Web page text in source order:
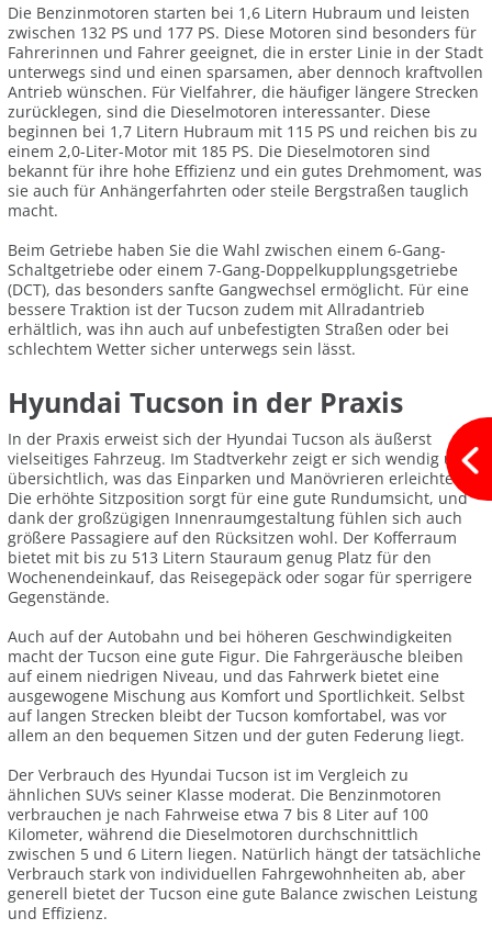
Die Benzinmotoren starten bei 1,6 Litern Hubraum und leisten
zwischen 132 PS und 177 PS. Diese Motoren sind besonders für
Fahrerinnen und Fahrer geeignet, die in erster Linie in der Stadt
unterwegs sind und einen sparsamen, aber dennoch kraftvollen
Antrieb wünschen. Für Vielfahrer, die häufiger längere Strecken
zurücklegen, sind die Dieselmotoren interessanter. Diese
beginnen bei 1,7 Litern Hubraum mit 115 PS und reichen bis zu
einem 2,0-Liter-Motor mit 185 PS. Die Dieselmotoren sind
bekannt für ihre hohe Effizienz und ein gutes Drehmoment, was
sie auch für Anhängerfahrten oder steile Bergstraßen tauglich
macht.
Beim Getriebe haben Sie die Wahl zwischen einem 6-Gang-
Schaltgetriebe oder einem 7-Gang-Doppelkupplungsgetriebe
(DCT), das besonders sanfte Gangwechsel ermöglicht. Für eine
bessere Traktion ist der Tucson zudem mit Allradantrieb
erhältlich, was ihn auch auf unbefestigten Straßen oder bei
schlechtem Wetter sicher unterwegs sein lässt.
Hyundai Tucson in der Praxis
In der Praxis erweist sich der Hyundai Tucson als äußerst
vielseitiges Fahrzeug. Im Stadtverkehr zeigt er sich wendig und
übersichtlich, was das Einparken und Manövrieren erleichtert.
Die erhöhte Sitzposition sorgt für eine gute Rundumsicht, und
dank der großzügigen Innenraumgestaltung fühlen sich auch
größere Passagiere auf den Rücksitzen wohl. Der Kofferraum
bietet mit bis zu 513 Litern Stauraum genug Platz für den
Wochenendeinkauf, das Reisegepäck oder sogar für sperrigere
Gegenstände.
Auch auf der Autobahn und bei höheren Geschwindigkeiten
macht der Tucson eine gute Figur. Die Fahrgeräusche bleiben
auf einem niedrigen Niveau, und das Fahrwerk bietet eine
ausgewogene Mischung aus Komfort und Sportlichkeit. Selbst
auf langen Strecken bleibt der Tucson komfortabel, was vor
allem an den bequemen Sitzen und der guten Federung liegt.
Der Verbrauch des Hyundai Tucson ist im Vergleich zu
ähnlichen SUVs seiner Klasse moderat. Die Benzinmotoren
verbrauchen je nach Fahrweise etwa 7 bis 8 Liter auf 100
Kilometer, während die Dieselmotoren durchschnittlich
zwischen 5 und 6 Litern liegen. Natürlich hängt der tatsächliche
Verbrauch stark von individuellen Fahrgewohnheiten ab, aber
generell bietet der Tucson eine gute Balance zwischen Leistung
und Effizienz.